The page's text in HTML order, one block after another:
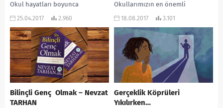
Okul hayatları boyunca
edindikleri akademik bilgi ve
değerlendirilmesine...
25.04.2017 2.960
Okullarımızın en önemli
rolünden biri, öğrencilerimizin
geliştirmesidir Pekiyi nedir bu...
18.08.2017 3.101
Bilinçli Genç Olmak – Nevzat
TARHAN
Gerçeklik Köprüleri
Yıkılırken…